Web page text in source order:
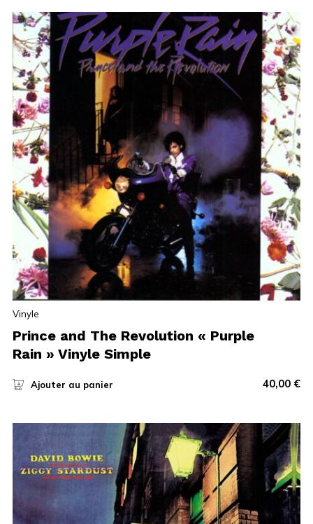
Vinyle
Prince and The Revolution « Purple
Rain » Vinyle Simple
Ajouter au panier 40,00 €